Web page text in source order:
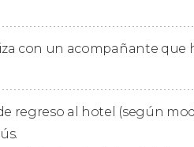
Inn Port of Miami-
¡Arrancamos!
película o disfrutar del
con un acompañante que
regreso al hotel (según